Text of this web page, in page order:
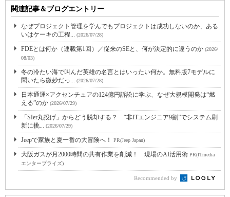
関連記事＆ブログエントリー
なぜプロジェクト管理を学んでもプロジェクトは成功しないのか、ある
いはケーキの工程... (2026/07/28)
FDEとは何か（連載第1回）／従来のSEと、何が決定的に違うのか (2026/
08/03)
冬の冷たい海で叫んだ英雄の名言とはいったい何か。無料版7モデルに
聞いたら微妙だっ... (2026/07/28)
日本通運×アクセンチュアの124億円訴訟に学ぶ、なぜ大規模開発は“燃
える”のか (2026/07/29)
「SIer丸投げ」からどう脱却する？ “非ITエンジニア9割”でシステム刷
新に挑... (2026/07/29)
Jeepで家族と夏一番の大冒険へ！ PR(Jeep Japan)
大阪ガスが月2000時間の共有作業を削減！ 現場のAI活用術 PR(ITmedia
エンタープライズ)
Recommended by